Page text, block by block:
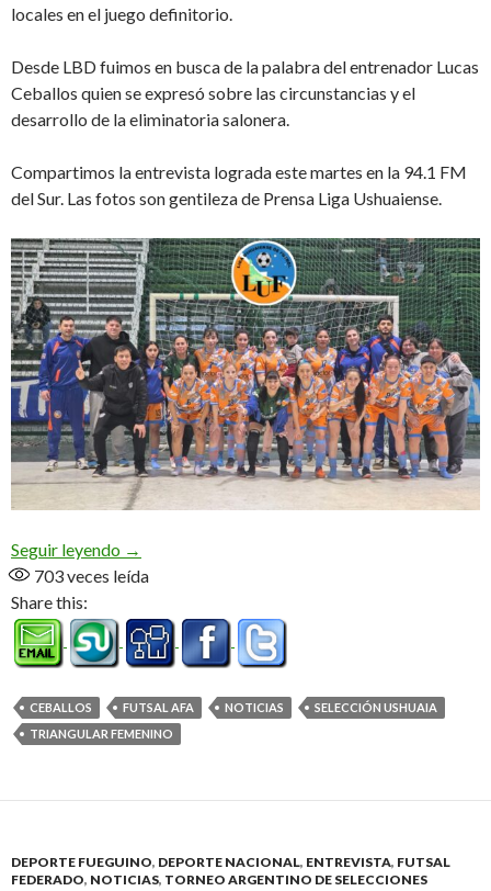
locales en el juego definitorio.
Desde LBD fuimos en busca de la palabra del entrenador Lucas
Ceballos quien se expresó sobre las circunstancias y el
desarrollo de la eliminatoria salonera.
Compartimos la entrevista lograda este martes en la 94.1 FM
del Sur. Las fotos son gentileza de Prensa Liga Ushuaiense.
Seguir leyendo Pasaporte a Rosario (Audio)
→
703veces leída
Share this:
CEBALLOS FUTSAL AFA NOTICIAS
SELECCIÓN USHUAIA
TRIANGULAR FEMENINO
DEPORTE FUEGUINO, DEPORTE NACIONAL, ENTREVISTA, FUTSAL
FEDERADO, NOTICIAS, TORNEO ARGENTINO DE SELECCIONES